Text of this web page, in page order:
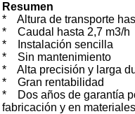
Resumen
* Altura de transporte
* Caudal hasta 2,7 m3/h
* Instalación sencilla
* Sin mantenimiento
* Alta precisión y larga
* Gran rentabilidad
* Dos años de garantía
fabricación y en materiales